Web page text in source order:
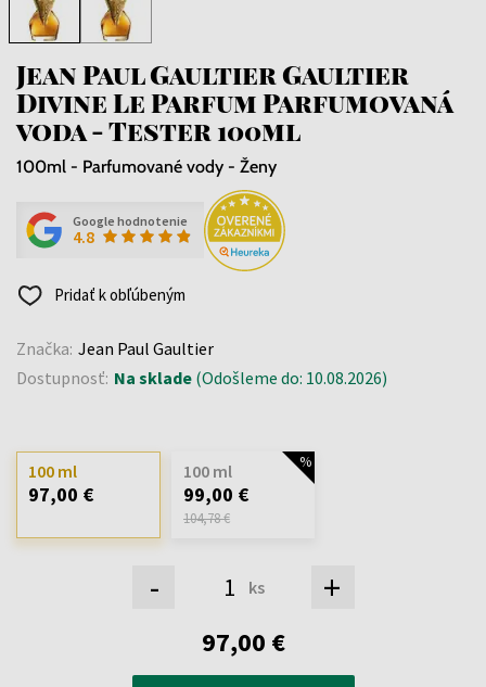
Jean Paul Gaultier Gaultier
Divine Le Parfum Parfumovaná
voda - Tester 100ml
100ml - Parfumované vody - Ženy
Google hodnotenie
4.8
Pridať k obľúbeným
Značka: Jean Paul Gaultier
Dostupnosť: Na sklade (Odošleme do: 10.08.2026)
- ks +
100 ml
97,00 €
100 ml
99,00 €
104,78 €
97,00 €